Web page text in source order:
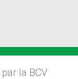
la BCV